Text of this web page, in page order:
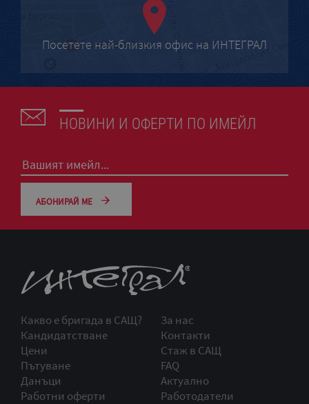
Посетете най-близкия офис на ИНТЕГРАЛ
НОВИНИ И ОФЕРТИ ПО ИМЕЙЛ
АБОНИРАЙ МЕ
Какво е бригада в САЩ?
Кандидатстване
Цени
Пътуване
Данъци
Работни оферти
За нас
Контакти
Стаж в САЩ
FAQ
Актуално
Работодатели